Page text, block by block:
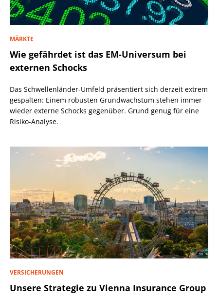
MÄRKTE
Wie gefährdet ist das EM-Universum bei
externen Schocks
Das Schwellenländer-Umfeld präsentiert sich derzeit extrem
gespalten: Einem robusten Grundwachstum stehen immer
wieder externe Schocks gegenüber. Grund genug für eine
Risiko-Analyse.
VERSICHERUNGEN
Unsere Strategie zu Vienna Insurance Group